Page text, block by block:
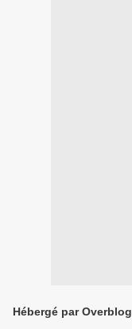
Hébergé par Overblog